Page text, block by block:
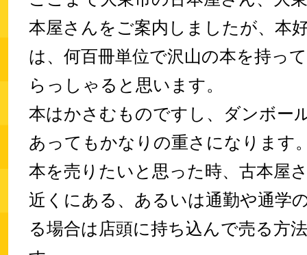
本屋さんをご案内しましたが、本
は、何百冊単位で沢山の本を持っ
らっしゃると思います。
本はかさむものですし、ダンボー
あってもかなりの重さになります
本を売りたいと思った時、古本屋
近くにある、あるいは通勤や通学
る場合は店頭に持ち込んで売る方